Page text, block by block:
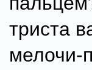
триста
мелочи-